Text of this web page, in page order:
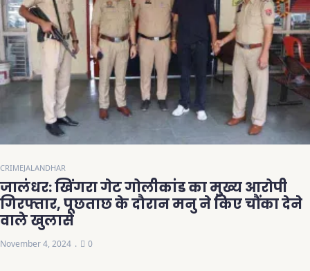
CRIMEJALANDHAR
जालंधर: खिंगरा गेट गोलीकांड का मुख्य आरोपी
गिरफ्तार, पूछताछ के दौरान मनु ने किए चौंका देने
वाले खुलासे
November 4, 2024 0